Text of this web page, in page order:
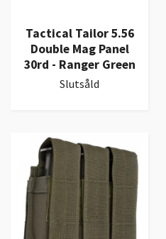
Tactical Tailor 5.56
Double Mag Panel
30rd - Ranger Green
Slutsåld